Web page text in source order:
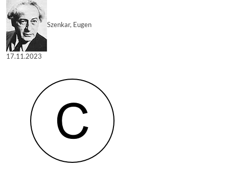
Szenkar, Eugen
17.11.2023